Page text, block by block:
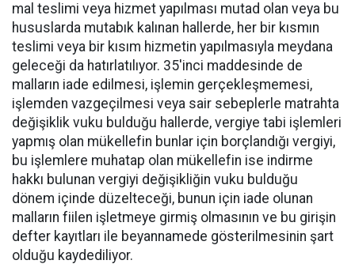
mal teslimi veya hizmet yapılması mutad olan veya bu
hususlarda mutabık kalınan hallerde, her bir kısmın
teslimi veya bir kısım hizmetin yapılmasıyla meydana
geleceği da hatırlatılıyor. 35'inci maddesinde de
malların iade edilmesi, işlemin gerçekleşmemesi,
işlemden vazgeçilmesi veya sair sebeplerle matrahta
değişiklik vuku bulduğu hallerde, vergiye tabi işlemleri
yapmış olan mükellefin bunlar için borçlandığı vergiyi,
bu işlemlere muhatap olan mükellefin ise indirme
hakkı bulunan vergiyi değişikliğin vuku bulduğu
dönem içinde düzelteceği, bunun için iade olunan
malların fiilen işletmeye girmiş olmasının ve bu girişin
defter kayıtları ile beyannamede gösterilmesinin şart
olduğu kaydediliyor.